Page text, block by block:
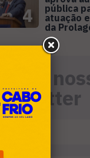
4
pública
atuação
da